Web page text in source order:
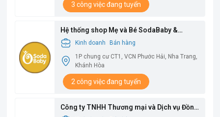
3 công việc đang tuyển
Hệ thống shop Mẹ và Bé SodaBaby &
SodaFoods
Kinh doanh
Bán hàng
1P chung cư CT1, VCN Phước Hải, Nha Trang,
Khánh Hòa
2 công việc đang tuyển
Công ty TNHH Thương mại và Dịch vụ Đồng